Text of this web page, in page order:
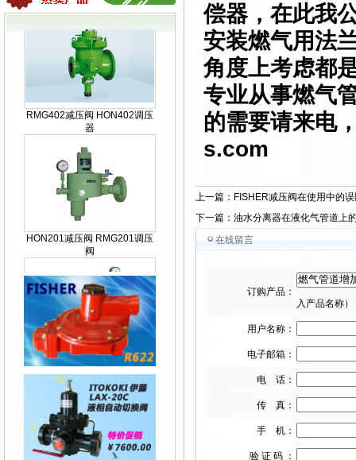
RMG402减压阀 HON402调压
器
HON200减压阀RGM200减压
阀
KIMRAY150指挥器KIMRAY
偿器，在此我
安装燃气用法
角度上考虑都
专业从事燃气
的需要请来电
s.com
上一篇： FISHER减压阀在使用中的
下一篇： 油水分离器在液化气管道上
在线留言
订购产品：
入产品名称）
用户名称：
电子邮箱：
电 话：
传 真：
手 机：
验 证 码 ：